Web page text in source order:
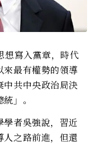
想寫入黨章，時代
來最有權勢的領導
中共中央政治局決
」。
者吳強說，習近
之路前進，但還